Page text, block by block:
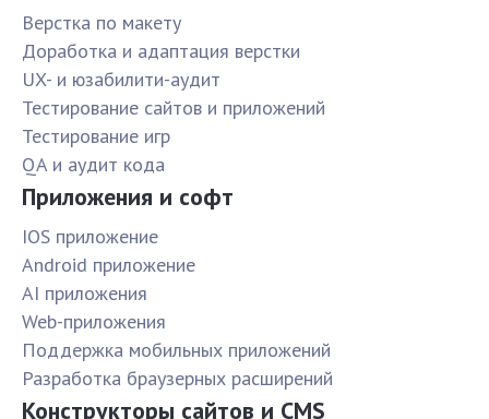
Верстка по макету
Доработка и адаптация верстки
UX- и юзабилити-аудит
Тестирование сайтов и приложений
Тестирование игр
QA и аудит кода
Приложения и софт
IOS приложение
Android приложение
AI приложения
Web-приложения
Поддержка мобильных приложений
Разработка браузерных расширений
Конструкторы сайтов и CMS